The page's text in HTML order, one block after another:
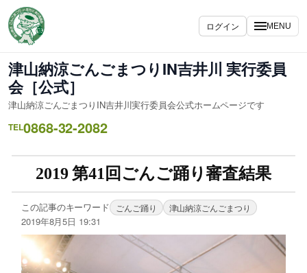
ログイン MENU
津山納涼ごんごまつりIN吉井川 実行委員
会［公式］
津山納涼ごんごまつりIN吉井川実行委員会公式ホームページです
TEL0868-32-2082
2019 第41回ごんご踊り審査結果
この記事のキーワード ごんご踊り 津山納涼ごんごまつり
2019年8月5日 19:31